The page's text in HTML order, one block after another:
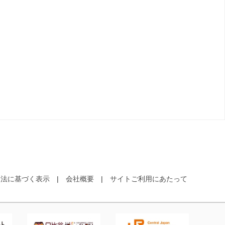
に基づく表示 会社概要 サイトご利用にあたって